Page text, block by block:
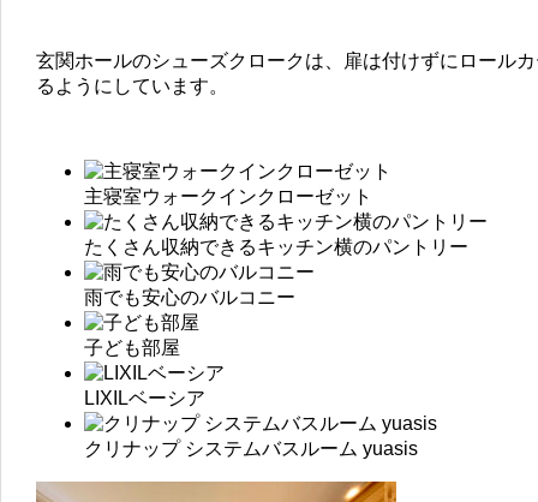
玄関ホールのシューズクロークは、扉は付けずにロール
るようにしています。
主寝室ウォークインクローゼット
たくさん収納できるキッチン横のパントリー
雨でも安心のバルコニー
子ども部屋
LIXILベーシア
クリナップ システムバスルーム yuasis